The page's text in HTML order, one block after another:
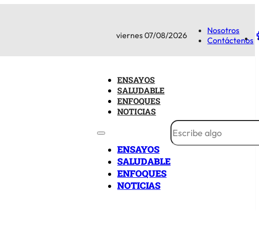
viernes 07/08/2026
Nosotros
Contáctenos
ENSAYOS
SALUDABLE
ENFOQUES
NOTICIAS
ENSAYOS
SALUDABLE
ENFOQUES
NOTICIAS